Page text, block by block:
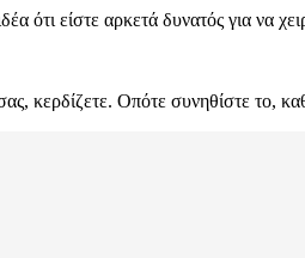
είστε αρκετά δυνατός για να
κερδίζετε. Οπότε συνηθίστε το,